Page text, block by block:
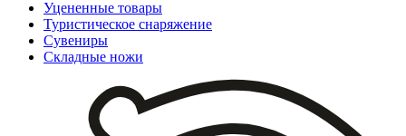
Уцененные товары
Туристическое снаряжение
Сувениры
Складные ножи